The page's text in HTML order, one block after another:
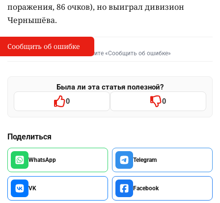
поражения, 86 очков), но выиграл дивизион
Чернышёва.
I
Сообщить об опечатке
Выделите фрагмент и нажмите «Сообщить об ошибке»
Была ли эта статья полезной?
0 0
Поделиться
WhatsApp Telegram
VK Facebook
Сообщить об ошибке